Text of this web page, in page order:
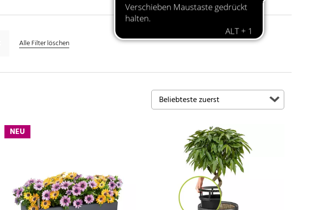
Alle Filter löschen
NEU